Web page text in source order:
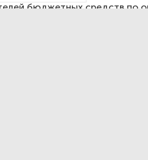
бюджетных средств по